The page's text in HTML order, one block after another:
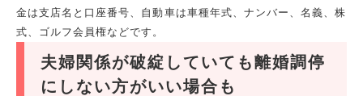
金は支店名と口座番号、自動車は車種年式、ナンバー、名義、株
式、ゴルフ会員権などです。
夫婦関係が破綻していても離婚調停
にしない方がいい場合も